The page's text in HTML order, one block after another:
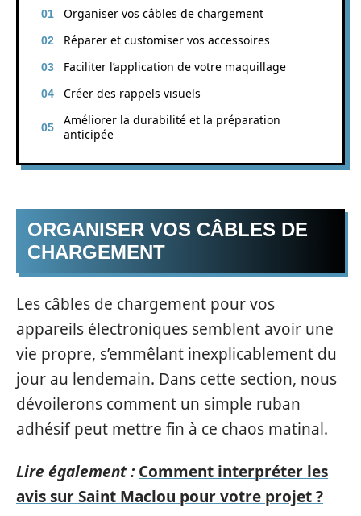
Organiser vos câbles de chargement
Réparer et customiser vos accessoires
Faciliter l’application de votre maquillage
Créer des rappels visuels
Améliorer la durabilité et la préparation
anticipée
ORGANISER VOS CÂBLES DE
CHARGEMENT
Les câbles de chargement pour vos
appareils électroniques semblent avoir une
vie propre, s’emmêlant inexplicablement du
jour au lendemain. Dans cette section, nous
dévoilerons comment un simple ruban
adhésif peut mettre fin à ce chaos matinal.
Lire également : Comment interpréter les
avis sur Saint Maclou pour votre projet ?